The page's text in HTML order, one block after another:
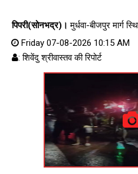
पिपरी(सोनभद्र)। मुर्धवा-बीजपुर मार्ग
Friday 07-08-2026 10:15 AM
: शिवेंदु श्रीवास्तव की रिपोर्ट